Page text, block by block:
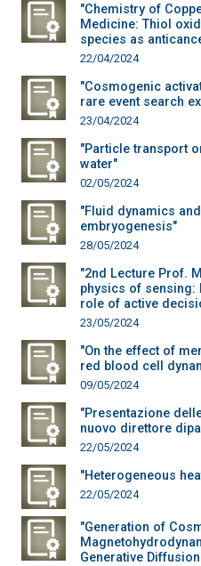
"Chemistry of
Medicine: Thiol
species as
22/04/2024
"Cosmogenic
rare event search
23/04/2024
"Particle transport
water"
02/05/2024
"Fluid dynamics
embryogenesis"
28/05/2024
"2nd Lecture Prof.
physics of sensing:
role of active
23/05/2024
"On the effect of
red blood cell
09/05/2024
"Presentazione
nuovo direttore
22/05/2024
"Heterogeneous
22/05/2024
"Generation of
Generative